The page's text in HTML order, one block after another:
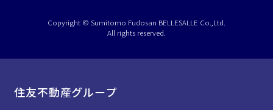
Copyright © Sumitomo Fudosan BELLESALLE Co.,Ltd.
All rights reserved.
住友不動産グループ